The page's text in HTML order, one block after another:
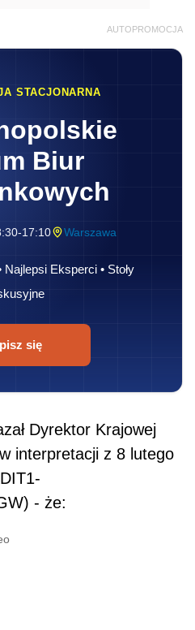
AUTOPROMOCJA
STACJONARNA
Biur
17:10 Warszawa
Eksperci • Stoły
się
Dyrektor Krajowej
interpretacji z 8 lutego
- że: